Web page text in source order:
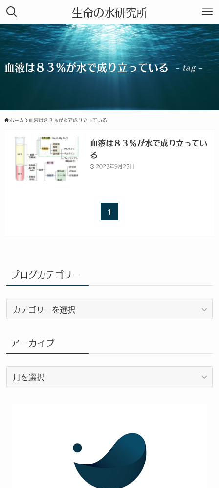
生命の水研究所
血液は８３％が水で成り立っている – tag –
ホーム 血液は８３％が水で成り立っている
血液は８３％が水で成り立ってい
る
2023年9月25日
1
ブログカテゴリー
ロ
カ
テ
ゴ
リ
ー
アーカイブ
ー